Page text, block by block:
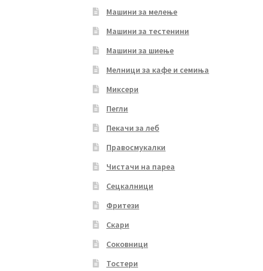
Машини за мелење
Машини за тестенини
Машини за шиење
Мелници за кафе и семиња
Миксери
Пегли
Пекачи за леб
Правосмукалки
Чистачи на пареа
Сецкалници
Фритези
Скари
Соковници
Тостери